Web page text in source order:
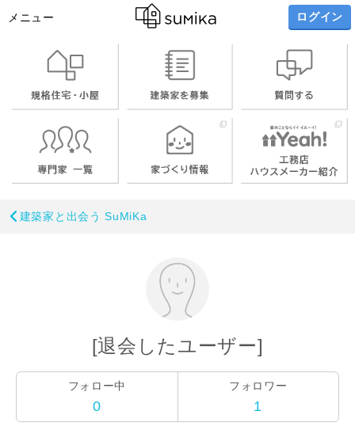
メニュー ログイン
建築家と出会う SuMiKa
[退会したユーザー]
フォロー中
0
フォロワー
1